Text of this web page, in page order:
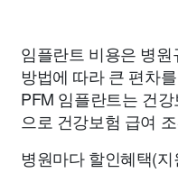
임플란트 비용은 병
방법에 따라 큰 편차
PFM 임플란트는 건
으로 건강보험 급여
병원마다 할인혜택(